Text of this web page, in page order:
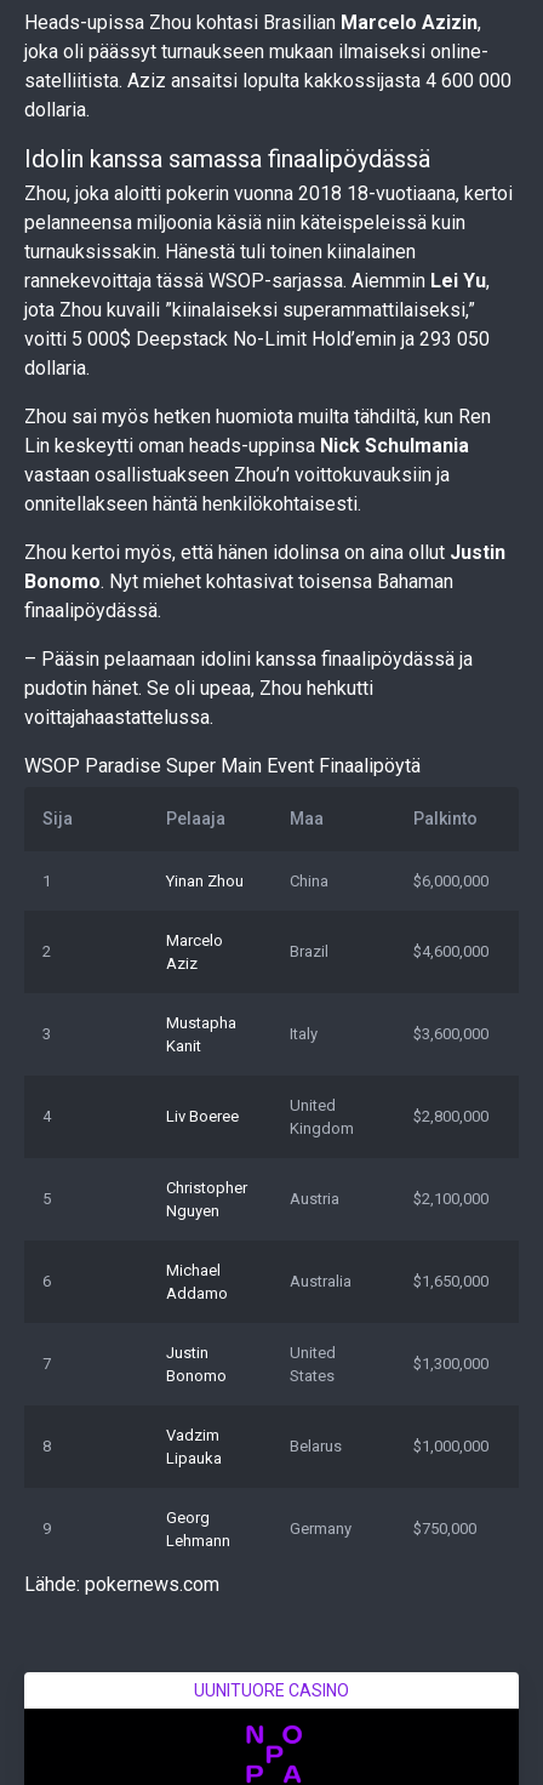
Heads-upissa Zhou kohtasi Brasilian Marcelo Azizin,
joka oli päässyt turnaukseen mukaan ilmaiseksi online-
satelliitista. Aziz ansaitsi lopulta kakkossijasta 4 600 000
dollaria.
Idolin kanssa samassa finaalipöydässä
Zhou, joka aloitti pokerin vuonna 2018 18-vuotiaana, kertoi
pelanneensa miljoonia käsiä niin käteispeleissä kuin
turnauksissakin. Hänestä tuli toinen kiinalainen
rannekevoittaja tässä WSOP-sarjassa. Aiemmin Lei Yu,
jota Zhou kuvaili ”kiinalaiseksi superammattilaiseksi,”
voitti 5 000$ Deepstack No-Limit Hold’emin ja 293 050
dollaria.
Zhou sai myös hetken huomiota muilta tähdiltä, kun Ren
Lin keskeytti oman heads-uppinsa Nick Schulmania
vastaan osallistuakseen Zhou’n voittokuvauksiin ja
onnitellakseen häntä henkilökohtaisesti.
Zhou kertoi myös, että hänen idolinsa on aina ollut Justin
Bonomo. Nyt miehet kohtasivat toisensa Bahaman
finaalipöydässä.
– Pääsin pelaamaan idolini kanssa finaalipöydässä ja
pudotin hänet. Se oli upeaa, Zhou hehkutti
voittajahaastattelussa.
WSOP Paradise Super Main Event Finaalipöytä
Sija Pelaaja Maa Palkinto
1 Yinan Zhou China $6,000,000
2
Marcelo
Aziz
Brazil $4,600,000
3
Mustapha
Kanit
Italy $3,600,000
4 Liv Boeree
United
Kingdom
$2,800,000
5
Christopher
Nguyen
Austria $2,100,000
6
Michael
Addamo
Australia $1,650,000
7
Justin
Bonomo
United
States
$1,300,000
8
Vadzim
Lipauka
Belarus $1,000,000
9
Georg
Lehmann
Germany $750,000
Lähde: pokernews.com
UUNITUORE CASINO